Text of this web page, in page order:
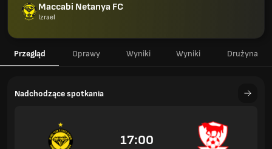
Maccabi Netanya FC
Izrael
Przegląd Oprawy Wyniki Wyniki Drużyna
Nadchodzące spotkania
17:00